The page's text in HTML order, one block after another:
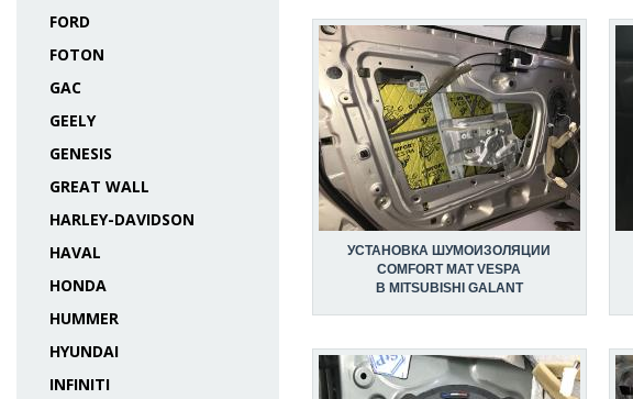
FORD
FOTON
GAC
GEELY
GENESIS
GREAT WALL
HARLEY-DAVIDSON
HAVAL
HONDA
HUMMER
HYUNDAI
INFINITI
УСТАНОВКА ШУМОИЗОЛЯЦИИ
COMFORT MAT VESPA
В MITSUBISHI GALANT